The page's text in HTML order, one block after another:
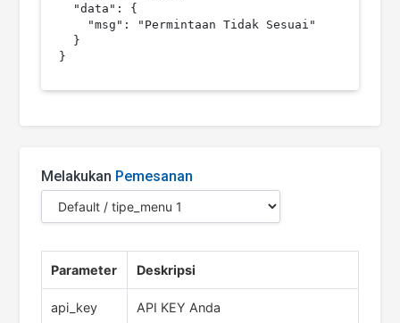
  "data": {
    "msg": "Permintaan Tidak Sesuai"
  }
Melakukan Pemesanan
Parameter Deskripsi
api_key API KEY Anda